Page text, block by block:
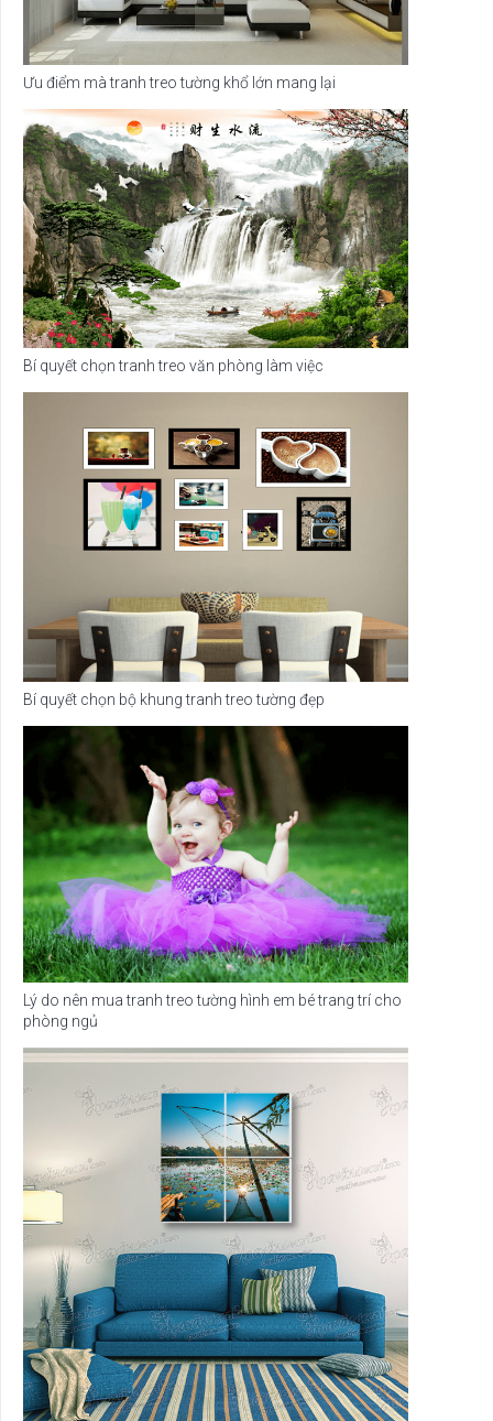
Ưu điểm mà tranh treo tường khổ lớn mang lại
Bí quyết chọn tranh treo văn phòng làm việc
Bí quyết chọn bộ khung tranh treo tường đẹp
Lý do nên mua tranh treo tường hình em bé trang trí cho
phòng ngủ